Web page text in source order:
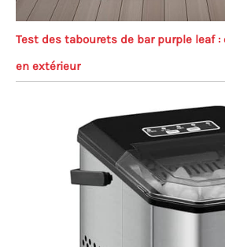
Test des tabourets de bar purple leaf
en extérieur